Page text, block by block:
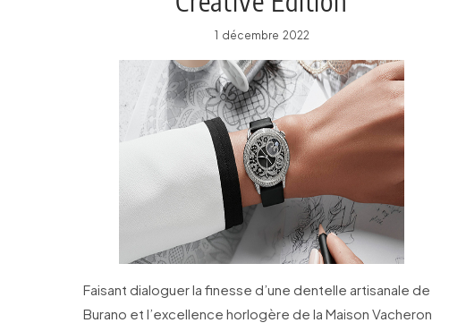
1 décembre 2022
Faisant dialoguer la finesse d’une dentelle artisanale de
Burano et l’excellence horlogère de la Maison Vacheron